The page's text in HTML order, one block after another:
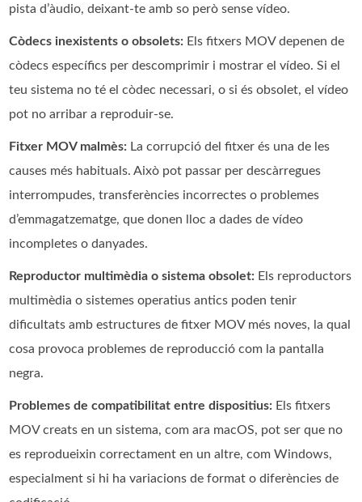
pista d’àudio, deixant-te amb so però sense vídeo.
Còdecs inexistents o obsolets: Els fitxers MOV depenen de
còdecs específics per descomprimir i mostrar el vídeo. Si el
teu sistema no té el còdec necessari, o si és obsolet, el vídeo
pot no arribar a reproduir-se.
Fitxer MOV malmès: La corrupció del fitxer és una de les
causes més habituals. Això pot passar per descàrregues
interrompudes, transferències incorrectes o problemes
d’emmagatzematge, que donen lloc a dades de vídeo
incompletes o danyades.
Reproductor multimèdia o sistema obsolet: Els reproductors
multimèdia o sistemes operatius antics poden tenir
dificultats amb estructures de fitxer MOV més noves, la qual
cosa provoca problemes de reproducció com la pantalla
negra.
Problemes de compatibilitat entre dispositius: Els fitxers
MOV creats en un sistema, com ara macOS, pot ser que no
es reprodueixin correctament en un altre, com Windows,
especialment si hi ha variacions de format o diferències de